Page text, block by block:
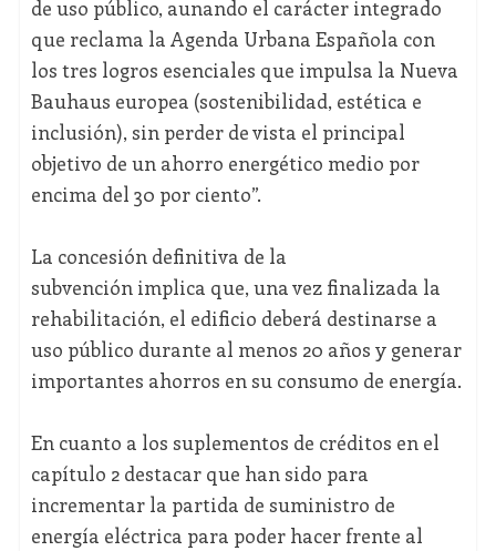
de uso público, aunando el carácter integrado
que reclama la Agenda Urbana Española con
los tres logros esenciales que impulsa la Nueva
Bauhaus europea (sostenibilidad, estética e
inclusión), sin perder de vista el principal
objetivo de un ahorro energético medio por
encima del 30 por ciento”.
La concesión definitiva de la
subvención implica que, una vez finalizada la
rehabilitación, el edificio deberá destinarse a
uso público durante al menos 20 años y generar
importantes ahorros en su consumo de energía.
En cuanto a los suplementos de créditos en el
capítulo 2 destacar que han sido para
incrementar la partida de suministro de
energía eléctrica para poder hacer frente al